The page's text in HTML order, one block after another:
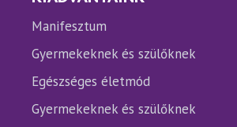
Manifesztum
Gyermekeknek és szülőknek
Egészséges életmód
Gyermekeknek és szülőknek